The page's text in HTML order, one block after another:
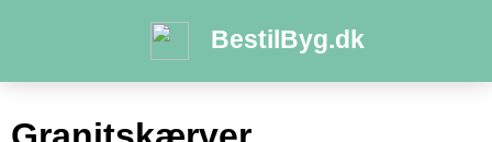
BestilByg.dk